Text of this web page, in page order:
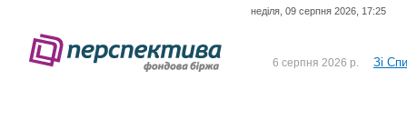
неділя, 09 серпня 2026, 17:25
6 серпня 2026 р. Зі